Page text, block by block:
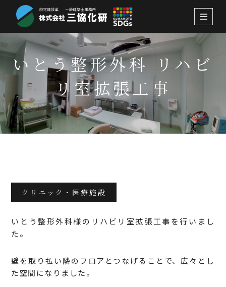
テ
ン
ツ
ス
キ
ッ
プ
いとう整形外科 リハビ
リ室拡張工事
クリニック・医療施設
2023.7.26
いとう整形外科様のリハビリ室拡張工事を行いまし
た。
壁を取り払い隣のフロアとつなげることで、広々とし
た空間になりました。